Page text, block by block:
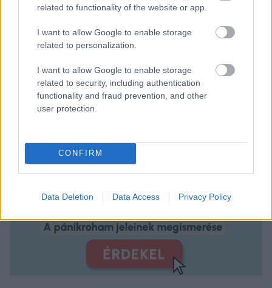
related to functionality of the website or app.
I want to allow Google to enable storage
related to personalization.
I want to allow Google to enable storage
related to security, including authentication
functionality and fraud prevention, and other
user protection.
CONFIRM
Data Deletion Data Access Privacy Policy